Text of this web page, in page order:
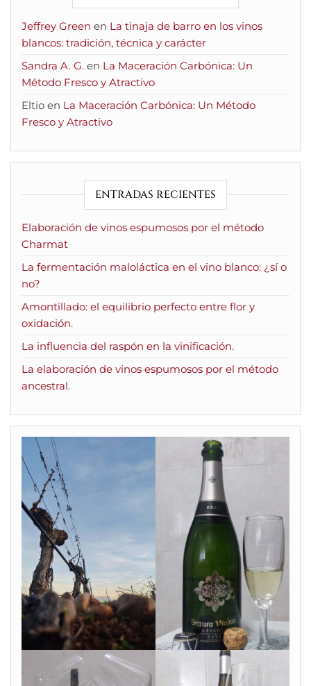
Jeffrey Green en La tinaja de barro en los vinos
blancos: tradición, técnica y carácter
Sandra A. G. en La Maceración Carbónica: Un
Método Fresco y Atractivo
Eltio en La Maceración Carbónica: Un Método
Fresco y Atractivo
ENTRADAS RECIENTES
Elaboración de vinos espumosos por el método
Charmat
La fermentación maloláctica en el vino blanco: ¿sí o
no?
Amontillado: el equilibrio perfecto entre flor y
oxidación.
La influencia del raspón en la vinificación.
La elaboración de vinos espumosos por el método
ancestral.